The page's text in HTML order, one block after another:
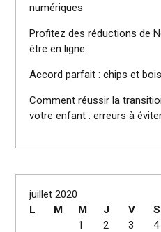
numériques
Profitez des réductions de
être en ligne
Accord parfait : chips et
Comment réussir la
votre enfant : erreurs à
juillet 2020
L
M M J V S
1
2 3 4